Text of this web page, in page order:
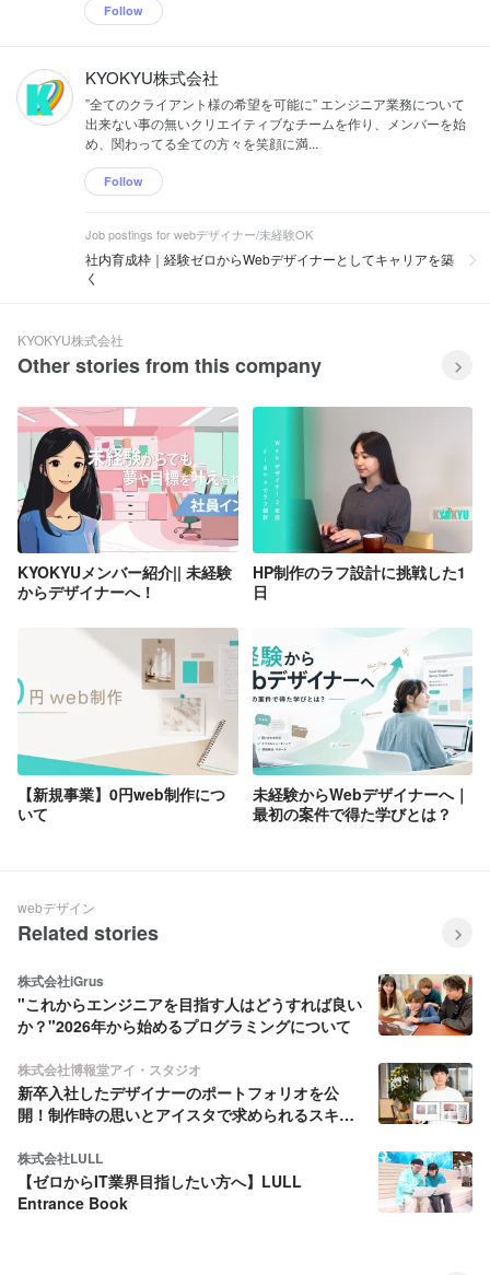
Follow
KYOKYU株式会社
”全てのクライアント様の希望を可能に” エンジニア業務について
出来ない事の無いクリエイティブなチームを作り、メンバーを始
め、関わってる全ての方々を笑顔に満...
Follow
Job postings for webデザイナー/未経験OK
社内育成枠｜経験ゼロからWebデザイナーとしてキャリアを築
く
KYOKYU株式会社
Other stories from this company
KYOKYUメンバー紹介|| 未経験
からデザイナーへ！
HP制作のラフ設計に挑戦した1
日
【新規事業】0円web制作につ
いて
未経験からWebデザイナーへ｜
最初の案件で得た学びとは？
webデザイン
Related stories
株式会社iGrus
"これからエンジニアを目指す人はどうすれば良い
か？"2026年から始めるプログラミングについて
株式会社博報堂アイ・スタジオ
新卒入社したデザイナーのポートフォリオを公
開！制作時の思いとアイスタで求められるスキル
株式会社LULL
【ゼロからIT業界目指したい方へ】LULL
Entrance Book